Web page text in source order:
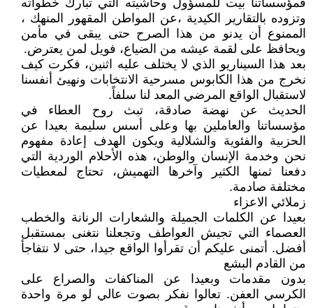
فمؤسساتنا بيت للمسؤول وحاشيته التي تبارك خطواته
وتزوده بالتقارير الكيدية ،عن المواطن المقهور المنهك ،
الممنوع أن يدنو من هذا الصرح حتى يبقى في مأمن
ويحافظ على لقمة عيشه من الضياع، فويل لمن يعترض.
بعد هذا السيناريو الذي لا يختلف عليه اثنين، فكرت كيف
نخرج من هذا الكابوس مسرحية الانتخابات ونهيئ أنفسنا
لاستقبال الواقع المرضي المعد لنا سلفاً.
الحديث عن نهضة صادقة، تبث روح العطاء في
مؤسساتنا والعاملين بها وعلى أسس سليمة بعيدا عن
الحزبية والفئوية والشلالية ويكون الهدف إعادة مفهوم
نحن وخدمة الإنسان والوطن، هذه الأحلام الوردية التي
دفعنا ثمنها الكثير وآخرها التهميش، تحتاج لمعطيات
مختلفة صادمة.
زملائي الاعزاء
بعيدا عن الكلمات الجميلة والشعارات الرنانة والخطب
العصماء التي تجيش العواطف وتجعلنا نتغنى بمستقبل
أفضل. أتمنى عليكم أن تقرأوا الواقع جيدا، حتى لا نتفاجأ
من القادم البشع
بدون مقدمات وبعيدا عن المناكفات والصراع على
الكرسي العفن. تعالوا نفكر بصوت عالي لو مرة واحدة